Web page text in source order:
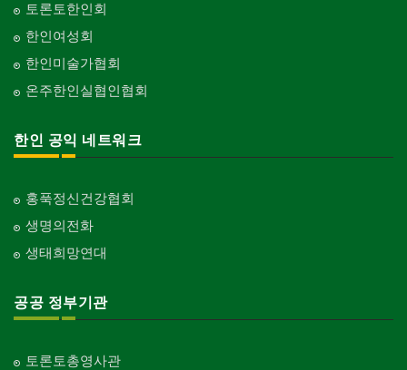
토론토한인회
한인여성회
한인미술가협회
온주한인실협인협회
한인 공익 네트워크
홍푹정신건강협회
생명의전화
생태희망연대
공공 정부기관
토론토총영사관